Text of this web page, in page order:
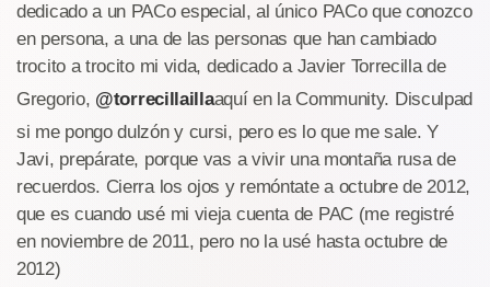
dedicado a un PACo especial, al único PACo que conozco
en persona, a una de las personas que han cambiado
trocito a trocito mi vida, dedicado a Javier Torrecilla de
Gregorio, @torrecillaillaaquí en la Community. Disculpad
si me pongo dulzón y cursi, pero es lo que me sale. Y
Javi, prepárate, porque vas a vivir una montaña rusa de
recuerdos. Cierra los ojos y remóntate a octubre de 2012,
que es cuando usé mi vieja cuenta de PAC (me registré
en noviembre de 2011, pero no la usé hasta octubre de
2012)